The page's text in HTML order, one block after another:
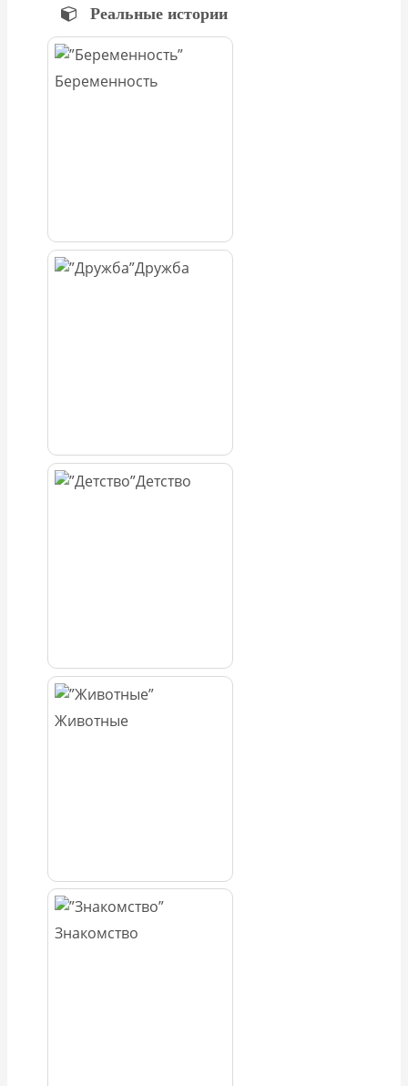
Реальные истории
Беременность
Дружба
Детство
Животные
Знакомство